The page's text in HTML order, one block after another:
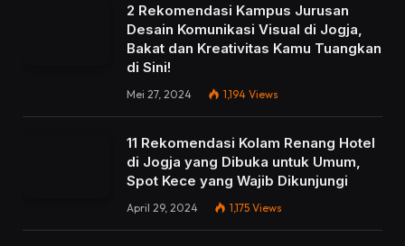
2 Rekomendasi Kampus Jurusan
Desain Komunikasi Visual di Jogja,
Bakat dan Kreativitas Kamu Tuangkan
di Sini!
Mei 27, 2024 1,194 Views
11 Rekomendasi Kolam Renang Hotel
di Jogja yang Dibuka untuk Umum,
Spot Kece yang Wajib Dikunjungi
April 29, 2024 1,175 Views